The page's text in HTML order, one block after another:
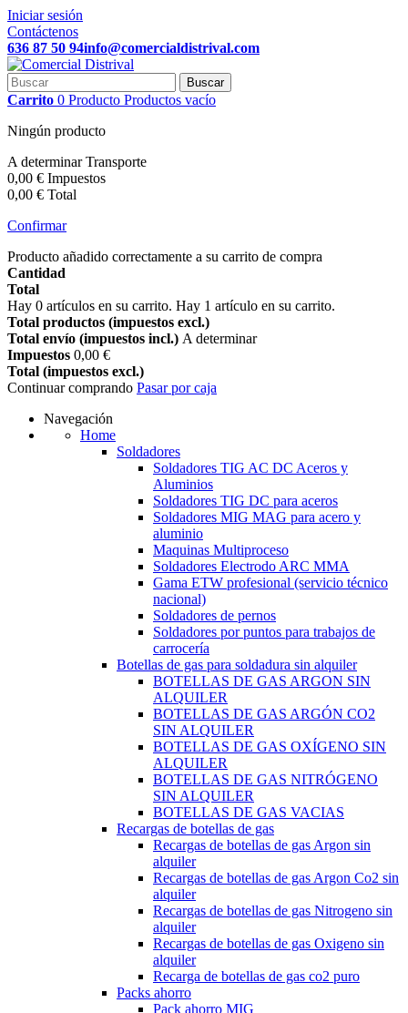
Iniciar sesión
Contáctenos
636 87 50 94info@comercialdistrival.com
Buscar
Carrito 0 Producto Productos vacío
Ningún producto
A determinarTransporte
0,00 € Impuestos
0,00 € Total
Confirmar
Producto añadido correctamente a su carrito de compra
Cantidad
Total
Hay 0 artículos en su carrito. Hay 1 artículo en su carrito.
Total productos (impuestos excl.)
Total envío (impuestos incl.) A determinar
Impuestos 0,00 €
Total (impuestos excl.)
Continuar comprando Pasar por caja
Navegación
Home
Soldadores
Soldadores TIG AC DC Aceros y
Aluminios
Soldadores TIG DC para aceros
Soldadores MIG MAG para acero y
aluminio
Maquinas Multiproceso
Soldadores Electrodo ARC MMA
Gama ETW profesional (servicio técnico
nacional)
Soldadores de pernos
Soldadores por puntos para trabajos de
carrocería
Botellas de gas para soldadura sin alquiler
BOTELLAS DE GAS ARGON SIN
ALQUILER
BOTELLAS DE GAS ARGÓN CO2
SIN ALQUILER
BOTELLAS DE GAS OXÍGENO SIN
ALQUILER
BOTELLAS DE GAS NITRÓGENO
SIN ALQUILER
BOTELLAS DE GAS VACIAS
Recargas de botellas de gas
Recargas de botellas de gas Argon sin
alquiler
Recargas de botellas de gas Argon Co2 sin
alquiler
Recargas de botellas de gas Nitrogeno sin
alquiler
Recargas de botellas de gas Oxigeno sin
alquiler
Recarga de botellas de gas co2 puro
Packs ahorro
Pack ahorro MIG